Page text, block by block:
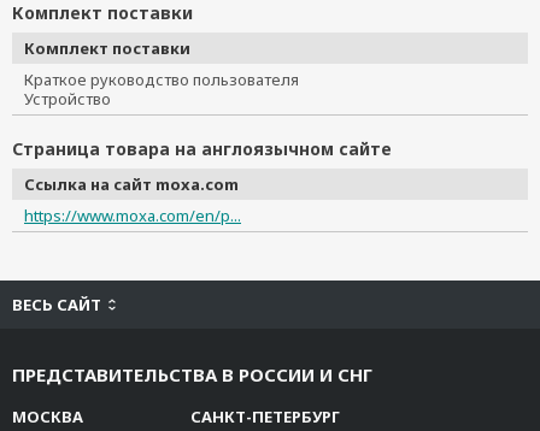
Комплект поставки
Комплект поставки
Краткое руководство пользователя
Устройство
Страница товара на англоязычном сайте
Ссылка на сайт moxa.com
https://www.moxa.com/en/p...
ВЕСЬ САЙТ
ПРЕДСТАВИТЕЛЬСТВА В РОССИИ И СНГ
МОСКВА САНКТ-ПЕТЕРБУРГ